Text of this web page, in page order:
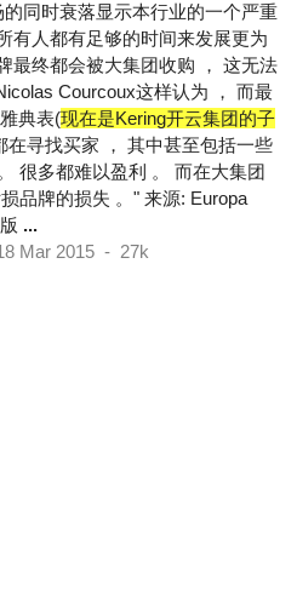
同时衰落显示本行业的一个严重
有人都有足够的时间来发展更为
最终都会被大集团收购 ， 这无法
Courcoux这样认为 ， 而最
典表(现在是Kering开云集团的子
在寻找买家 ， 其中甚至包括一些
很多都难以盈利 。 而在大集团
品牌的损失 。" 来源: Europa
...
Mar 2015 - 27k